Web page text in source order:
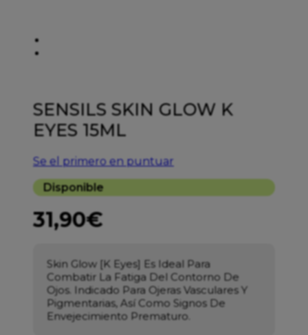
SENSILS SKIN GLOW K
EYES 15ML
Se el primero en puntuar
Disponible
31,90€
Skin Glow [K Eyes] Es Ideal Para
Combatir La Fatiga Del Contorno De
Ojos. Indicado Para Ojeras Vasculares Y
Pigmentarias, Así Como Signos De
Envejecimiento Prematuro.